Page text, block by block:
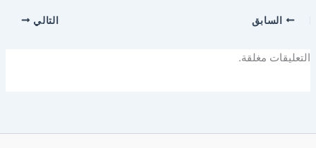
السابق التالي
التعليقات مغلقة.